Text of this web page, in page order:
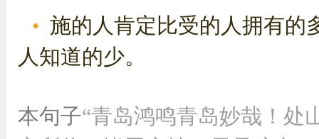
施的人肯定比受的人拥有的
人知道的少。
本句子“青岛鸿鸣青岛妙哉！处